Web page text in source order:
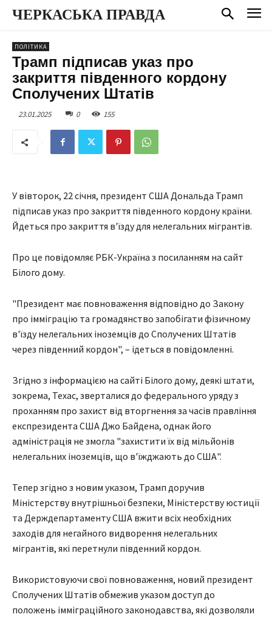
ЧЕРКАСЬКА ПРАВДА
ПОЛІТИКА
Трамп підписав указ про
закриття південного кордону
Сполучених Штатів
23.01.2025 0 155
У вівторок, 22 січня, президент США Дональда Трамп
підписав указ про закриття південного кордону країни.
Йдеться про закриття в'їзду для нелегальних мігрантів.
Про це повідомляє РБК-Україна з посиланням на сайт
Білого дому.
"Президент має повноваження відповідно до Закону
про імміграцію та громадянство запобігати фізичному
в'їзду нелегальних іноземців до Сполучених Штатів
через південний кордон", – ідеться в повідомленні.
Згідно з інформацією на сайті Білого дому, деякі штати,
зокрема, Техас, зверталися до федерального уряду з
проханням про захист від вторгнення за часів правління
експрезидента США Джо Байдена, однак його
адміністрація не змогла "захистити їх від мільйонів
нелегальних іноземців, що в'їжджають до США".
Тепер згідно з новим указом, Трамп доручив
Міністерству внутрішньої безпеки, Міністерству юстиції
та Держдепартаменту США вжити всіх необхідних
заходів для негайного видворення нелегальних
мігрантів, які перетнули південний кордон.
Використовуючи свої повноваження, новий президент
Сполучених Штатів обмежив указом доступ до
положень імміграційного законодавства, які дозволяли